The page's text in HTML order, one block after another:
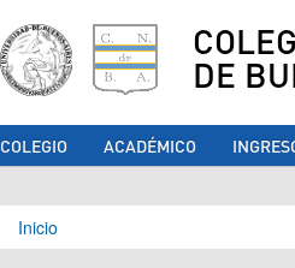
DE
COLEGIO ACADÉMICO
Se encuentra
Inicio